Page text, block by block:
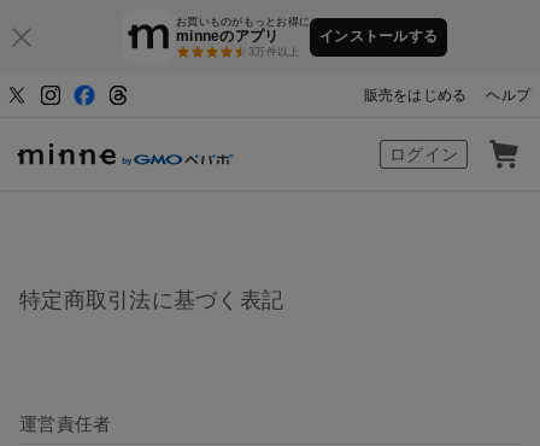
お買いものがもっとお得に
minneのアプリ
3万件以上
インストールする
販売をはじめる ヘルプ
ハンドメイドマーケット minne（ミン
ログイン
特定商取引法に基づく表記
運営責任者